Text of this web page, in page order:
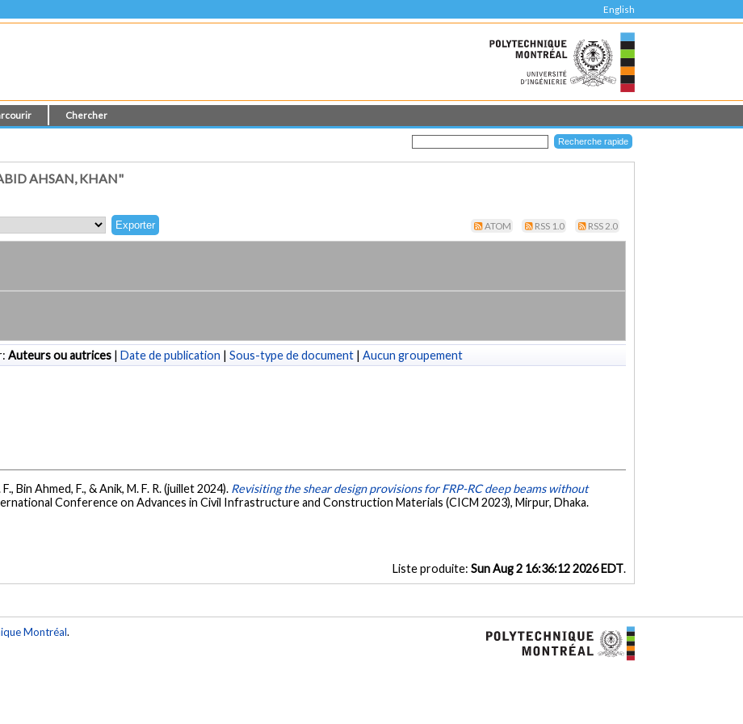
English
Chercher
AHSAN, KHAN"
ATOM RSS 1.0 RSS 2.0
Auteurs ou autrices | Date de publication | Sous-type de document | Aucun groupement
Bin Ahmed, F., & Anik, M. F. R. (juillet 2024). Revisiting the shear design provisions for FRP-RC deep beams without
Conference on Advances in Civil Infrastructure and Construction Materials (CICM 2023), Mirpur, Dhaka.
Liste produite: Sun Aug 2 16:36:12 2026 EDT.
Montréal.